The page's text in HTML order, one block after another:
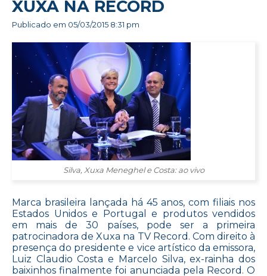
XUXA NA RECORD
Publicado em 05/03/2015 8:31 pm
Silva, Xuxa Meneghel e Costa: ao vivo
Marca brasileira lançada há 45 anos, com filiais nos
Estados Unidos e Portugal e produtos vendidos
em mais de 30 países, pode ser a primeira
patrocinadora de Xuxa na TV Record. Com direito à
presença do presidente e vice artístico da emissora,
Luiz Claudio Costa e Marcelo Silva, ex-rainha dos
baixinhos finalmente foi anunciada pela Record. O